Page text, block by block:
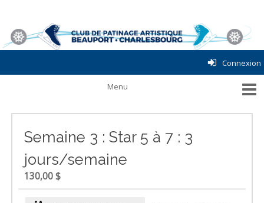
Connexion
Semaine 3 : Star 5 à 7 : 3
jours/semaine
130,00 $